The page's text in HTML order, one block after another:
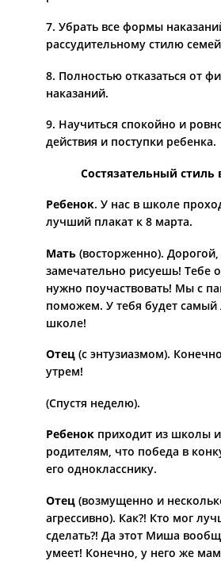
7. Убрать все формы
рассудительному стилю
8. Полностью отказаться от
наказаний.
9. Научиться спокойно и
действия и поступки ребенка.
Состязательный стиль
Ребенок. У нас в школе
лучший плакат к 8 марта.
Мать (восторженно).
замечательно рисуешь! Тебе
нужно поучаствовать! Мы с
поможем. У тебя будет
школе!
Отец (с энтузиазмом).
утрем!
(Спустя неделю).
Ребенок приходит из школы
родителям, что победа в
его однокласснику.
Отец (возмущенно и
агрессивно). Как?! Кто мог
сделать?! Да этот Миша
умеет! Конечно, у него же